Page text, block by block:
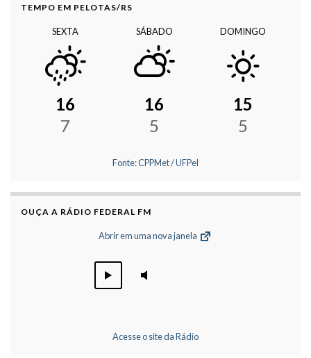
TEMPO EM PELOTAS/RS
SEXTA
16
7
SÁBADO
16
5
DOMINGO
15
5
Fonte: CPPMet / UFPel
OUÇA A RÁDIO FEDERAL FM
Abrir em uma nova janela
Acesse o site da Rádio